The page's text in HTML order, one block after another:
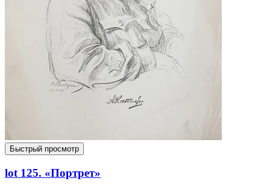
Быстрый просмотр
lot 125. «Портрет»